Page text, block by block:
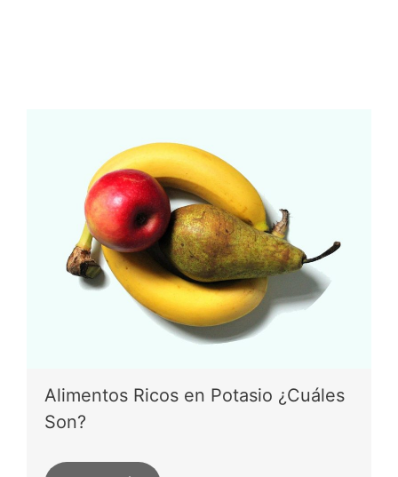
Alimentos Ricos en Potasio ¿Cuáles
Son?